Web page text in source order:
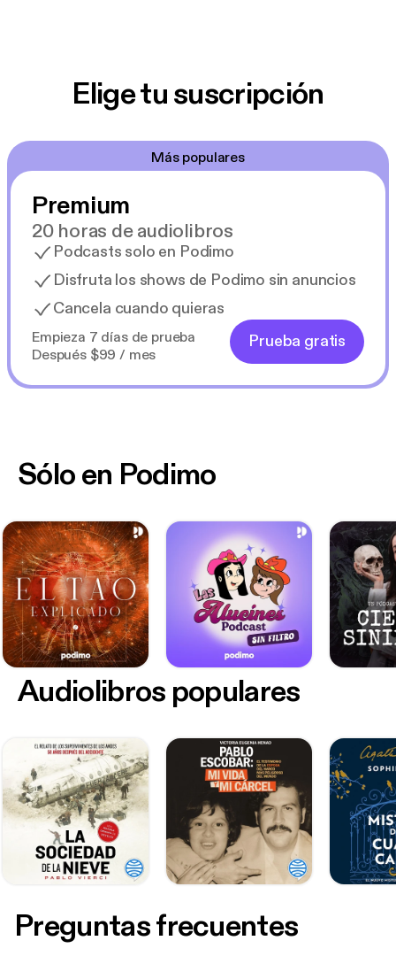
Elige tu suscripción
Más populares
Premium
20 horas de audiolibros
Podcasts solo en Podimo
Disfruta los shows de Podimo sin anuncios
Cancela cuando quieras
Empieza 7 días de prueba
Después $99 / mes
Prueba gratis
Sólo en Podimo
Audiolibros populares
Preguntas frecuentes